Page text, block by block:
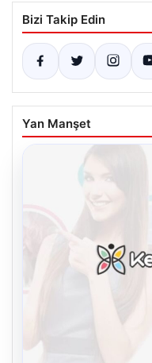
Bizi Takip Edin
Yan Manşet